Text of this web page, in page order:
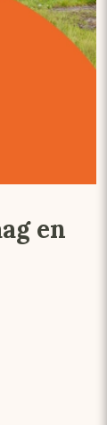
en